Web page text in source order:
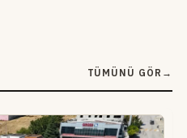
TÜMÜNÜ GÖR →